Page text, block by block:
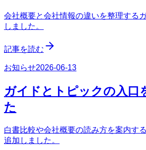
会社概要と会社情報の違いを整理する
しました。
記事を読む
お知らせ2026-06-13
ガイドとトピックの入口
た
白書比較や会社概要の読み方を案内す
追加しました。